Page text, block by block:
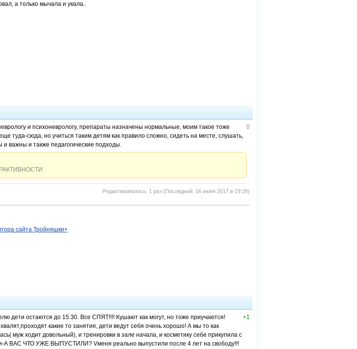
а только мычала и укала..
0
и психоневрологу, препараты назначены нормальные, моим такое тоже
туда-сюда, но учиться таким детям как правило сложно, сидеть на месте, слушать,
и важны и также педагогические подходы.
Редактировалось: 1 раз (Последний: 16 июня 2017 в 19:28)
сайта Тройняшки+
+1
дети остаются до 15.30. Все СПЯТ!!!! Кушают как могут, но тоже приучаются!
какие то занятия, дети ведут себя очень хорошо! А мы то как
муж ходит довольный), и тренировки в зале начала, и косметику себе прикупила с
А ВАС ЧТО УЖЕ ВЫПУСТИЛИ? Vменя реально выпустили после 4 лет на свободу!!!